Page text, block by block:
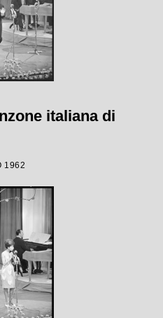
italiana di
1962